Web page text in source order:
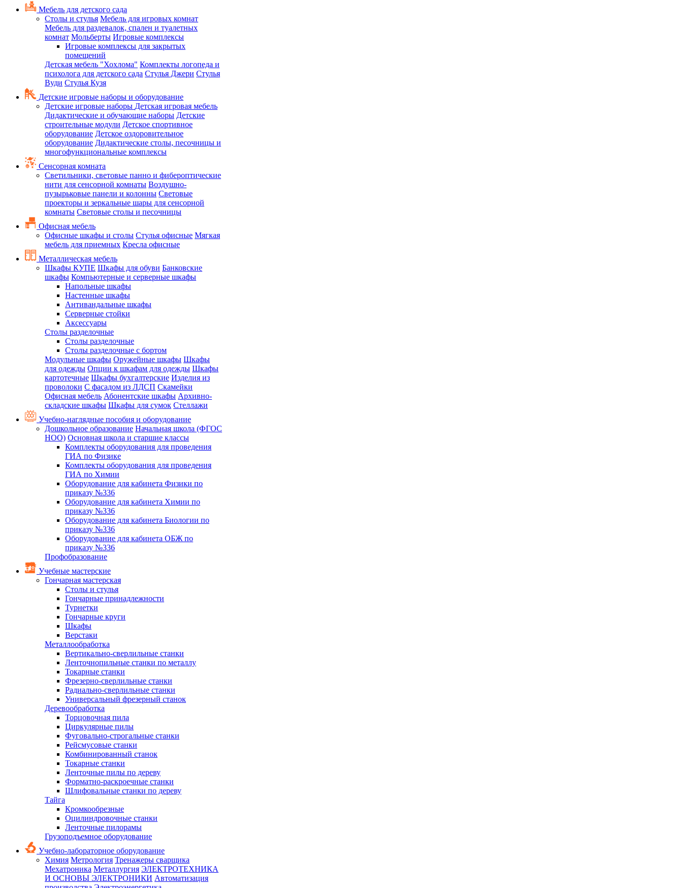
Мебель для детского сада
Столы и стулья Мебель для игровых комнат
Мебель для раздевалок, спален и туалетных
комнат Мольберты Игровые комплексы
Игровые комплексы для закрытых
помещений
Детская мебель "Хохлома" Комплекты логопеда и
психолога для детского сада Стулья Джери Стулья
Вуди Стулья Кузя
Детские игровые наборы и оборудование
Детские игровые наборы Детская игровая мебель
Дидактические и обучающие наборы Детские
строительные модули Детское спортивное
оборудование Детское оздоровительное
оборудование Дидактические столы, песочницы и
многофункциональные комплексы
Сенсорная комната
Светильники, световые панно и фибероптические
нити для сенсорной комнаты Воздушно-
пузырьковые панели и колонны Световые
проекторы и зеркальные шары для сенсорной
комнаты Световые столы и песочницы
Офисная мебель
Офисные шкафы и столы Стулья офисные Мягкая
мебель для приемных Кресла офисные
Металлическая мебель
Шкафы КУПЕ Шкафы для обуви Банковские
шкафы Компьютерные и серверные шкафы
Напольные шкафы
Настенные шкафы
Антивандальные шкафы
Серверные стойки
Аксессуары
Столы разделочные
Столы разделочные
Столы разделочные с бортом
Модульные шкафы Оружейные шкафы Шкафы
для одежды Опции к шкафам для одежды Шкафы
картотечные Шкафы бухгалтерские Изделия из
проволоки С фасадом из ЛДСП Скамейки
Офисная мебель Абонентские шкафы Архивно-
складские шкафы Шкафы для сумок Стеллажи
Учебно-наглядные пособия и оборудование
Дошкольное образование Начальная школа (ФГОС
НОО) Основная школа и старшие классы
Комплекты оборудования для проведения
ГИА по Физике
Комплекты оборудования для проведения
ГИА по Химии
Оборудование для кабинета Физики по
приказу №336
Оборудование для кабинета Химии по
приказу №336
Оборудование для кабинета Биологии по
приказу №336
Оборудование для кабинета ОБЖ по
приказу №336
Профобразование
Учебные мастерские
Гончарная мастерская
Столы и стулья
Гончарные принадлежности
Турнетки
Гончарные круги
Шкафы
Верстаки
Металлообработка
Вертикально-сверлильные станки
Ленточнопильные станки по металлу
Токарные станки
Фрезерно-сверлильные станки
Радиально-сверлильные станки
Универсальный фрезерный станок
Деревообработка
Торцовочная пила
Циркулярные пилы
Фуговально-строгальные станки
Рейсмусовые станки
Комбинированный станок
Токарные станки
Ленточные пилы по дереву
Форматно-раскроечные станки
Шлифовальные станки по дереву
Тайга
Кромкообрезные
Оцилиндровочные станки
Ленточные пилорамы
Грузоподъемное оборудование
Учебно-лабораторное оборудование
Химия Метрология Тренажеры сварщика
Мехатроника Металлургия ЭЛЕКТРОТЕХНИКА
И ОСНОВЫ ЭЛЕКТРОНИКИ Автоматизация